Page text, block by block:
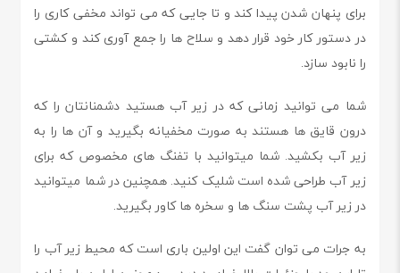
برای پنهان شدن پیدا کند و تا جایی که می تواند مخفی کاری را
در دستور کار خود قرار دهد و سلاح ها را جمع آوری کند و کشتی
را نابود سازد.
شما می توانید زمانی که در زیر آب هستید دشمنانتان را که
درون قایق ها هستند به صورت مخفیانه بگیرید و آن ها را به
زیر آب بکشید. شما میتوانید با تفنگ های مخصوص که برای
زیر آب طراحی شده است شلیک کنید. همچنین در شما میتوانید
در زیر آب پشت سنگ ها و سخره ها کاور بگیرید.
به جرات می توان گفت این اولین باری است که محیط زیر آب را